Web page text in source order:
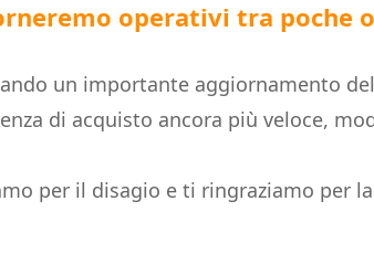
operativi tra poche
un importante aggiornamento
di acquisto ancora più veloce,
per il disagio e ti ringraziamo per